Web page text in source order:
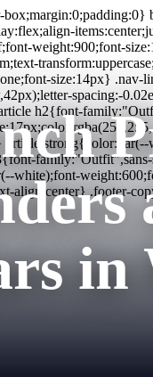
weight:900;font-
size:14px}
spacing:-
h2{font-
.footer-
in